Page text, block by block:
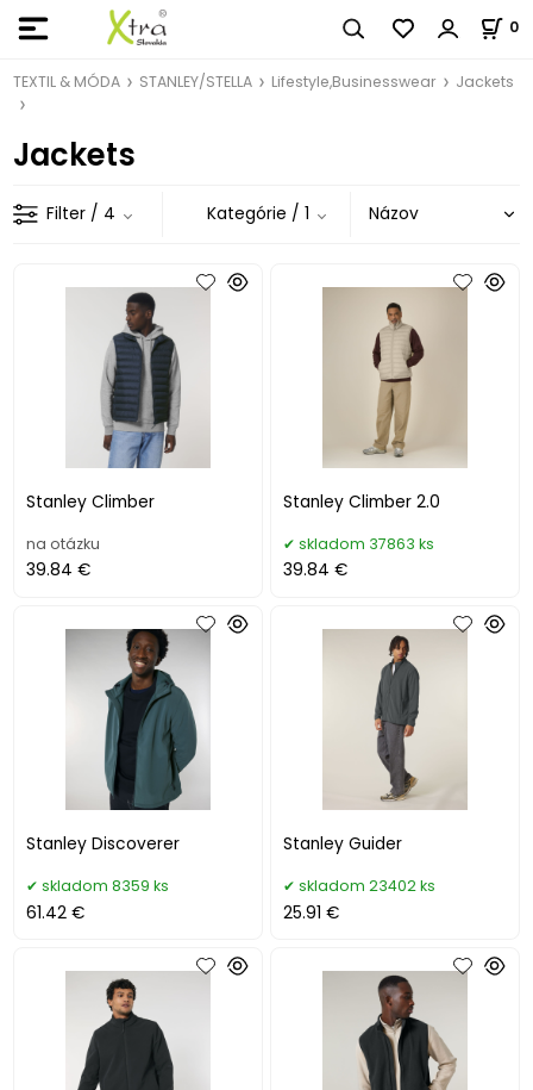
0
TEXTIL & MÓDA STANLEY/STELLA Lifestyle,Businesswear Jackets
Jackets
Filter / 4 Kategórie / 1
Stanley Climber
na otázku
39.84 €
Stanley Climber 2.0
skladom 37863 ks
39.84 €
Stanley Discoverer
skladom 8359 ks
61.42 €
Stanley Guider
skladom 23402 ks
25.91 €